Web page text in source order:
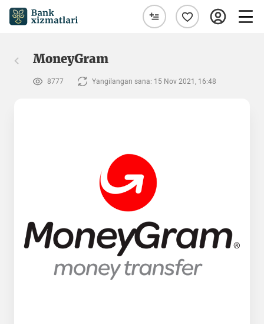
MoneyGram
8777 Yangilangan sana: 15 Nov 2021, 16:48